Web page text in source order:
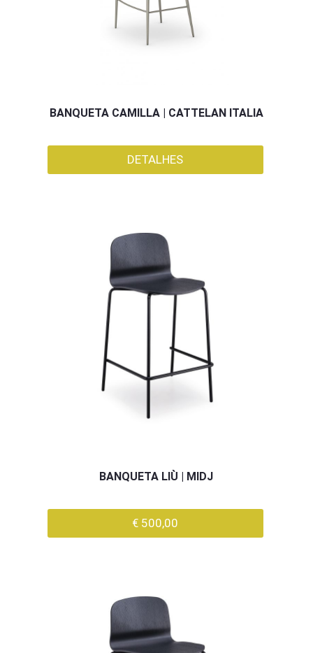
BANQUETA CAMILLA | CATTELAN ITALIA
DETALHES
BANQUETA LIÙ | MIDJ
€ 500,00